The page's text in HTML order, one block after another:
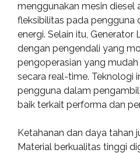
menggunakan mesin diesel
fleksibilitas pada pengguna
energi. Selain itu, Generator
dengan pengendali yang
pengoperasian yang
secara real-time. Teknologi
pengguna dalam
baik terkait performa dan
Ketahanan dan daya tahan
Material berkualitas tinggi